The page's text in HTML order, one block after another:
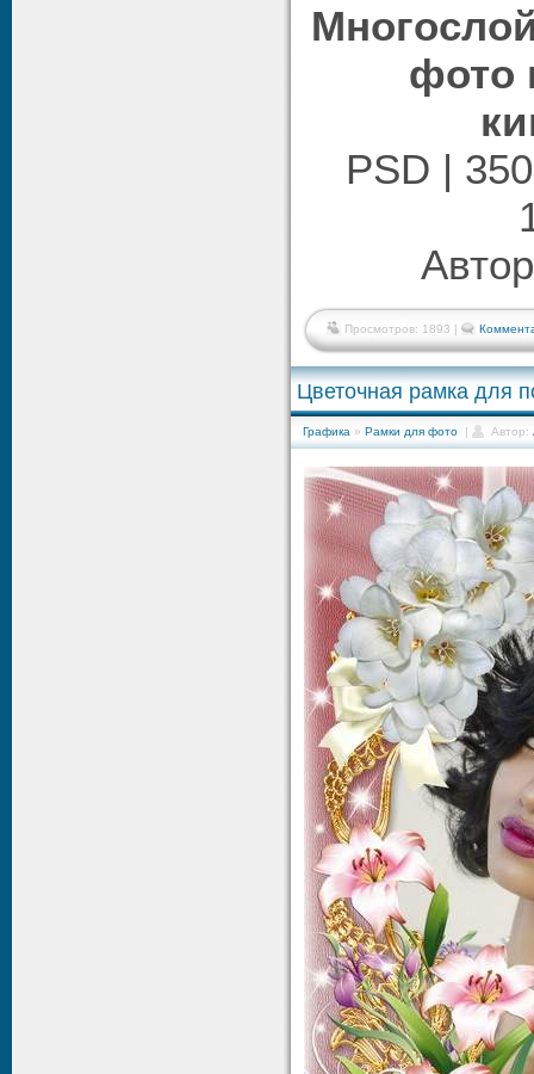
фото
PSD |
Просмотров: 1893 |
Цветочная рамка для
Графика » Рамки для фото | Автор: